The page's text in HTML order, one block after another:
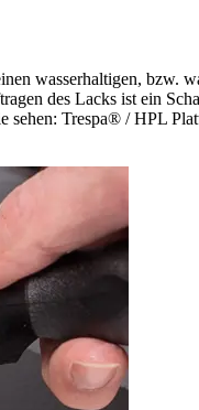
wasserhaltigen, bzw.
des Lacks ist ein
Trespa® / HPL